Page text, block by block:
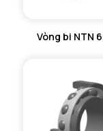
Vòng bi NTN